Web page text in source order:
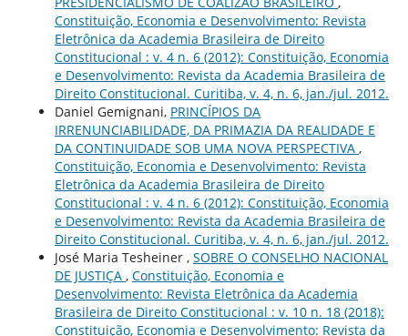
Constituição, Economia e Desenvolvimento: Revista
Eletrônica da Academia Brasileira de Direito
Constitucional : v. 4 n. 6 (2012): Constituição, Economia
e Desenvolvimento: Revista da Academia Brasileira de
Direito Constitucional. Curitiba, v. 4, n. 6, jan./jul. 2012.
Daniel Gemignani, PRINCÍPIOS DA
IRRENUNCIABILIDADE, DA PRIMAZIA DA REALIDADE E
DA CONTINUIDADE SOB UMA NOVA PERSPECTIVA ,
Constituição, Economia e Desenvolvimento: Revista
Eletrônica da Academia Brasileira de Direito
Constitucional : v. 4 n. 6 (2012): Constituição, Economia
e Desenvolvimento: Revista da Academia Brasileira de
Direito Constitucional. Curitiba, v. 4, n. 6, jan./jul. 2012.
José Maria Tesheiner , SOBRE O CONSELHO NACIONAL
DE JUSTIÇA , Constituição, Economia e
Desenvolvimento: Revista Eletrônica da Academia
Brasileira de Direito Constitucional : v. 10 n. 18 (2018):
Constituição, Economia e Desenvolvimento: Revista da